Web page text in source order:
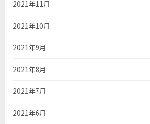
2021年11月
2021年10月
2021年9月
2021年8月
2021年7月
2021年6月